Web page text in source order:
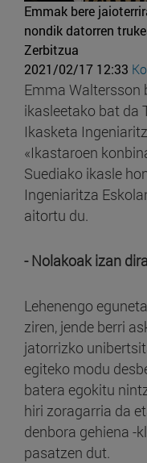
Emmak bere
nondik datorren
Zerbitzua
2021/02/17 12:33
Emma Waltersson
ikasleetako bat da
Ikasketa
«Ikastaroen
Suediako ikasle
Ingeniaritza
aitortu du.
- Nolakoak izan
Lehenengo
ziren, jende berri
jatorrizko
egiteko modu
batera egokitu
hiri zoragarria da
denbora gehiena -
pasatzen dut.